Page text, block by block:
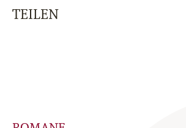
TEILEN